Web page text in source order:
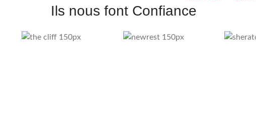
Ils nous font Confiance